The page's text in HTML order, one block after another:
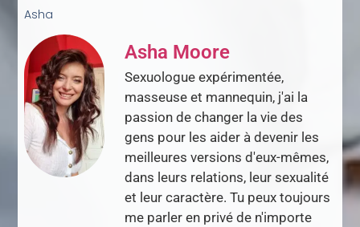
Asha
Asha Moore
Sexuologue expérimentée,
masseuse et mannequin, j'ai la
passion de changer la vie des
gens pour les aider à devenir les
meilleures versions d'eux-mêmes,
dans leurs relations, leur sexualité
et leur caractère. Tu peux toujours
me parler en privé de n'importe